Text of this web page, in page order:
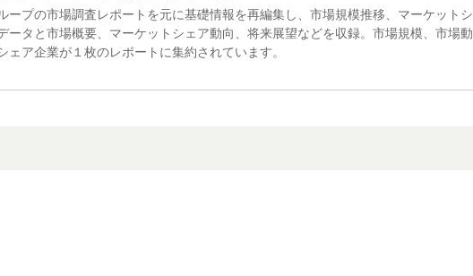
ープの市場調査レポートを元に基礎情報を再編集し、市場規模推移、マーケットシ
ータと市場概要、マーケットシェア動向、将来展望などを収録。市場規模、市場動
ェア企業が１枚のレポートに集約されています。